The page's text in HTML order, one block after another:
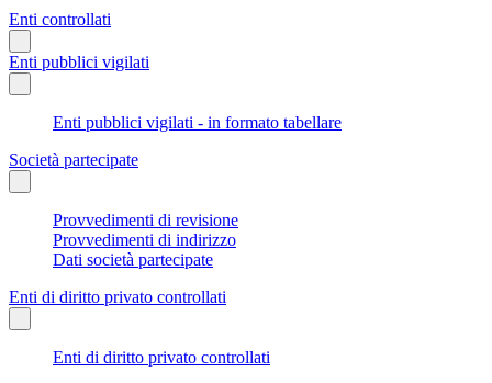
Enti controllati
Enti pubblici vigilati
Enti pubblici vigilati - in formato tabellare
Società partecipate
Provvedimenti di revisione
Provvedimenti di indirizzo
Dati società partecipate
Enti di diritto privato controllati
Enti di diritto privato controllati